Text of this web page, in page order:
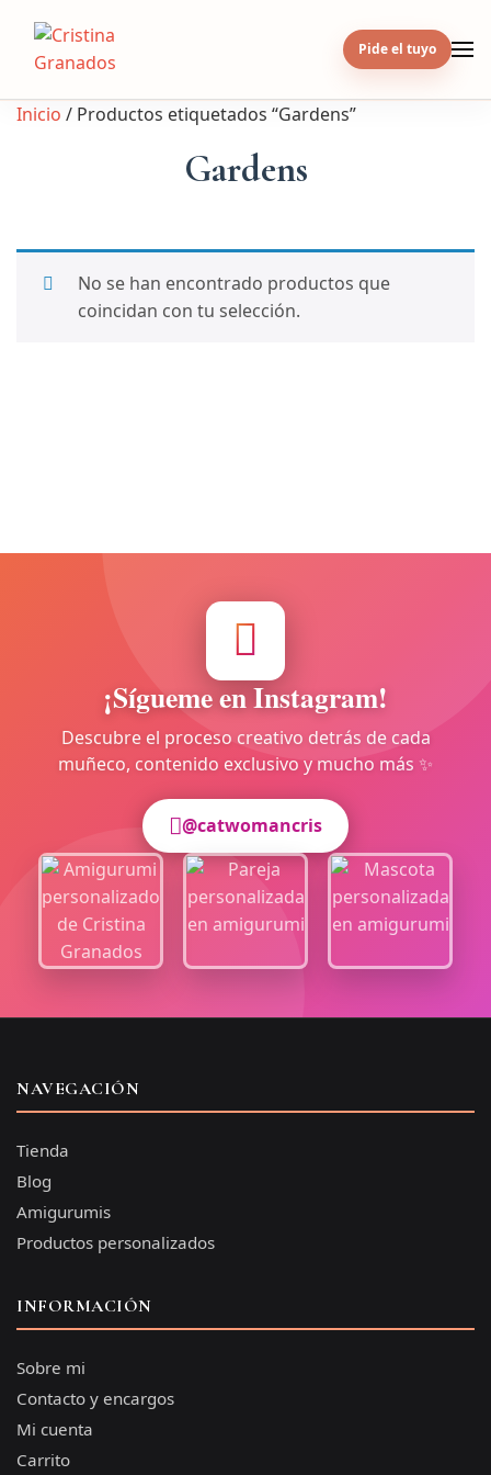
content
Pide el tuyo
Inicio / Productos etiquetados “Gardens”
Gardens
No se han encontrado productos que
coincidan con tu selección.
¡Sígueme en Instagram!
Descubre el proceso creativo detrás de cada
muñeco, contenido exclusivo y mucho más ✨
@catwomancris
NAVEGACIÓN
Tienda
Blog
Amigurumis
Productos personalizados
INFORMACIÓN
Sobre mi
Contacto y encargos
Mi cuenta
Carrito